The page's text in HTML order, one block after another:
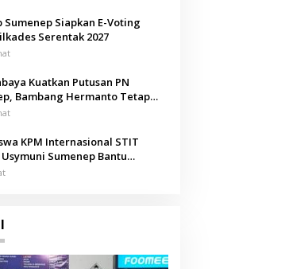
Sumenep Siapkan E-Voting
Serentak 2027
Kuatkan Putusan PN
Bambang Hermanto Tetap
Pemilik Sah Tanah di
KPM Internasional STIT
Sumenep Bantu
Jenazah WNI di Malaysia